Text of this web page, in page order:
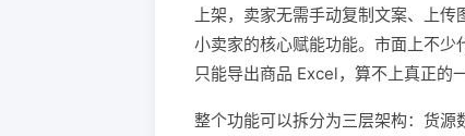
上架，卖家无需手动复制文案、上
小卖家的核心赋能功能。市面上不少
只能导出商品 Excel，算不上真正的
整个功能可以拆分为三层架构：货